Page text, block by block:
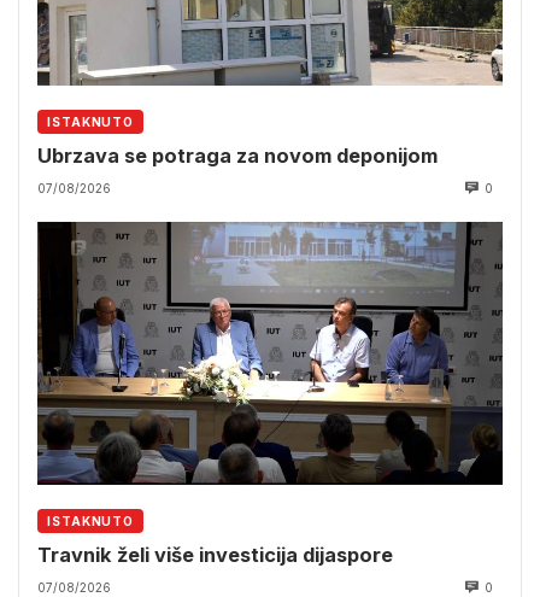
ISTAKNUTO
Ubrzava se potraga za novom deponijom
07/08/2026 0
ISTAKNUTO
Travnik želi više investicija dijaspore
07/08/2026 0